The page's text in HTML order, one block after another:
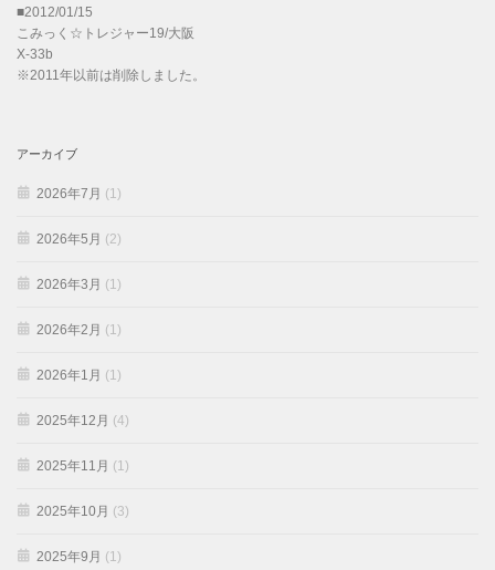
■2012/01/15
こみっく☆トレジャー19/大阪
X-33b
※2011年以前は削除しました。
アーカイブ
2026年7月 (1)
2026年5月 (2)
2026年3月 (1)
2026年2月 (1)
2026年1月 (1)
2025年12月 (4)
2025年11月 (1)
2025年10月 (3)
2025年9月 (1)